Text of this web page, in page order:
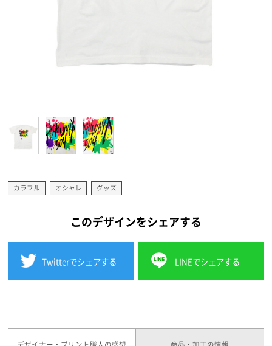
カラフル オシャレ グッズ
このデザインをシェアする
Twitterでシェアする LINEでシェアする
デザイナー・プリント職人の感想 商品・加工の情報